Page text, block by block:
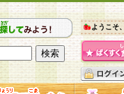
ようこそ